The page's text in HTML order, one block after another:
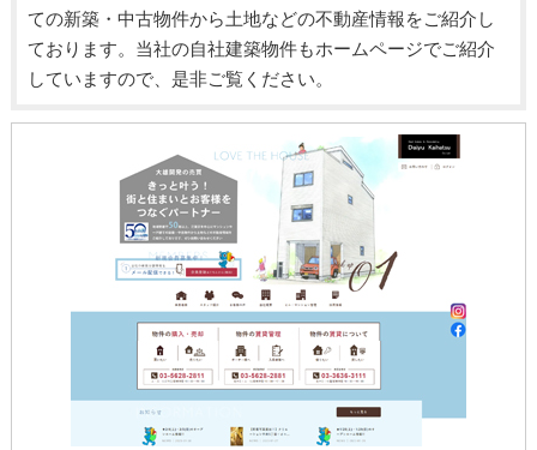
ての新築・中古物件から土地などの不動産情報をご紹介し
ております。当社の自社建築物件もホームページでご紹介
していますので、是非ご覧ください。